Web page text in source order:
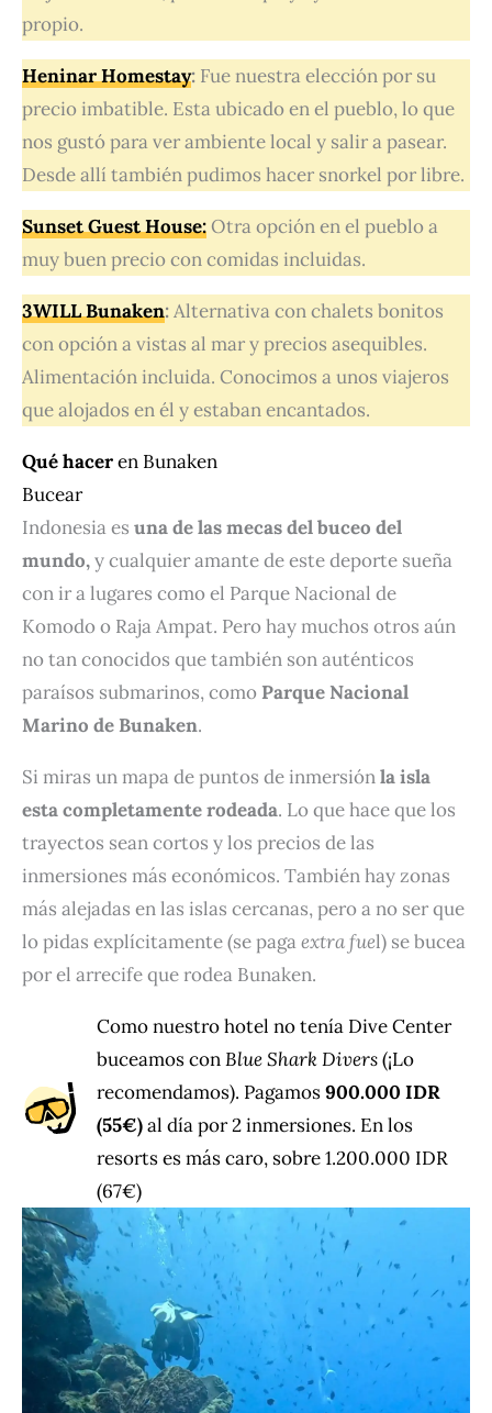
propio.
Heninar Homestay: Fue nuestra elección por su
precio imbatible. Esta ubicado en el pueblo, lo que
nos gustó para ver ambiente local y salir a pasear.
Desde allí también pudimos hacer snorkel por libre.
Sunset Guest House: Otra opción en el pueblo a
muy buen precio con comidas incluidas.
3WILL Bunaken:Alternativa con chalets bonitos
con opción a vistas al mar y precios asequibles.
Alimentación incluida. Conocimos a unos viajeros
que alojados en él y estaban encantados.
Qué haceren Bunaken
Bucear
Indonesia es una de las mecas del buceo del
mundo,y cualquier amante de este deporte sueña
con ir a lugares como el Parque Nacional de
Komodo o Raja Ampat. Pero hay muchos otros aún
no tan conocidos que también son auténticos
paraísos submarinos, como Parque Nacional
Marino de Bunaken.
Si miras un mapa de puntos de inmersiónla isla
esta completamente rodeada. Lo que hace que los
trayectos sean cortos y los precios de las
inmersiones más económicos. También hay zonas
más alejadas en las islas cercanas, pero a no ser que
lo pidas explícitamente (se pagaextra fuel) se bucea
por el arrecife que rodea Bunaken.
Como nuestro hotel no tenía Dive Center
buceamos conBlue Shark Divers(¡Lo
recomendamos). Pagamos900.000 IDR
(55€)al día por 2 inmersiones. En los
resorts es más caro, sobre 1.200.000 IDR
(67€)